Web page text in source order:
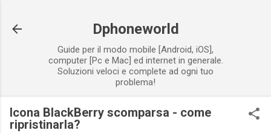
Dphoneworld
Guide per il modo mobile [Android, iOS],
computer [Pc e Mac] ed internet in generale.
Soluzioni veloci e complete ad ogni tuo
problema!
Icona BlackBerry scomparsa - come
ripristinarla?